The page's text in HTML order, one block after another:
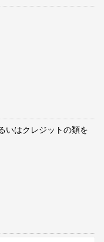
いはクレジットの類を